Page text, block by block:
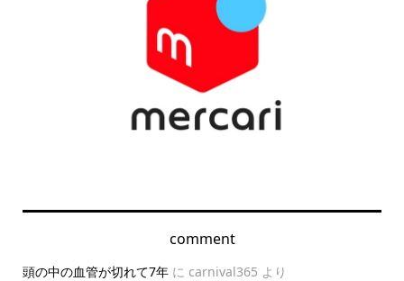
comment
頭の中の血管が切れて7年に carnival365 より